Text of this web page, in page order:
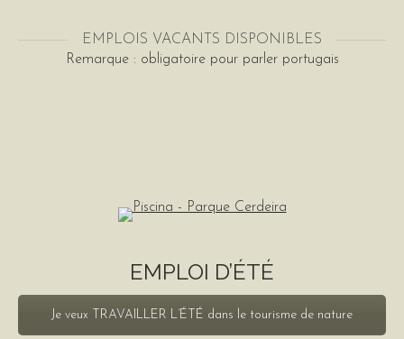
EMPLOIS VACANTS DISPONIBLES
Remarque : obligatoire pour parler portugais
EMPLOI D’ÉTÉ
Je veux TRAVAILLER L’ÉTÉ dans le tourisme de nature